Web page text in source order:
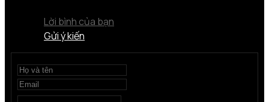
Lời bình của bạn
Gửi ý kiến